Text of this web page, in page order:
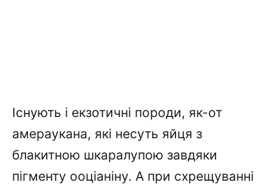
Існують і екзотичні породи, як-от
амераукана, які несуть яйця з
блакитною шкаралупою завдяки
пігменту ооціаніну. А при схрещуванні